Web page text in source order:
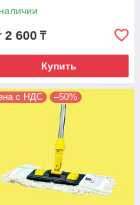
2 600 ₸
Купить
с НДС –50%